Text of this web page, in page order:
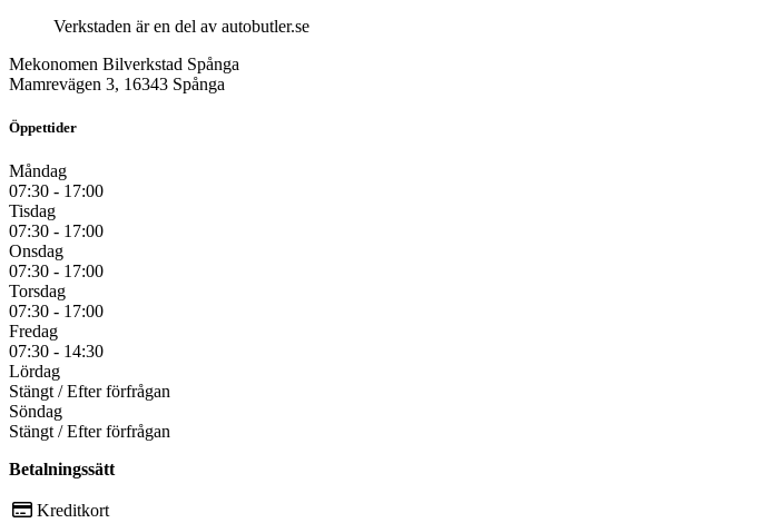
Verkstaden är en del av autobutler.se
Mekonomen Bilverkstad Spånga
Mamrevägen 3, 16343 Spånga
Öppettider
Måndag
07:30 - 17:00
Tisdag
07:30 - 17:00
Onsdag
07:30 - 17:00
Torsdag
07:30 - 17:00
Fredag
07:30 - 14:30
Lördag
Stängt / Efter förfrågan
Söndag
Stängt / Efter förfrågan
Betalningssätt
Kreditkort